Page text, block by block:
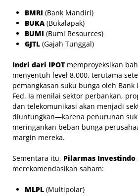
BMRI (Bank Mandiri)
BUKA (Bukalapak)
BUMI (Bumi Resources)
GJTL (Gajah Tunggal)
Indri dari IPOT memproyeksikan
menyentuh level 8.000, terutama
pemangkasan suku bunga oleh Bank
Fed. Ia menilai sektor perbankan,
dan telekomunikasi akan menjadi
diuntungkan—karena penurunan
meringankan beban bunga
margin mereka.
Sementara itu, Pilarmas Investindo
merekomendasikan saham:
MLPL (Multipolar)